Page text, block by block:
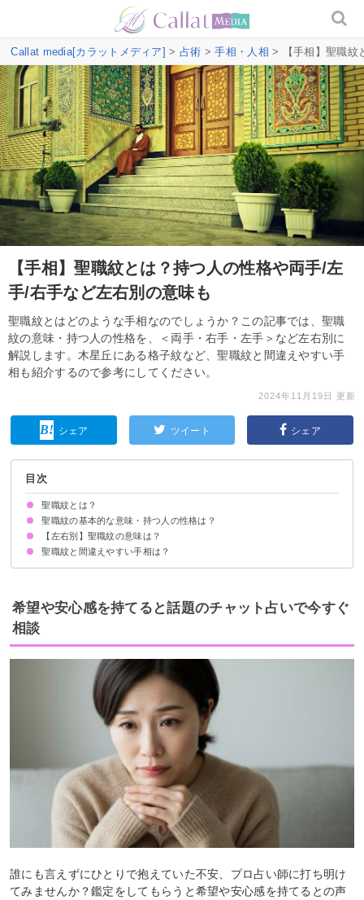
Callat media[カラットメディア] > 占術 >手相・人相 > 【手相】聖職紋
【手相】聖職紋とは？持つ人の性格や両手/左
手/右手など左右別の意味も
聖職紋とはどのような手相なのでしょうか？この記事では、聖職
紋の意味・持つ人の性格を、＜両手・右手・左手＞など左右別に
解説します。木星丘にある格子紋など、聖職紋と間違えやすい手
相も紹介するので参考にしてください。
2024年11月19日 更新
シェア ツイート シェア
目次
聖職紋とは？
聖職紋の基本的な意味・持つ人の性格は？
【左右別】聖職紋の意味は？
聖職紋と間違えやすい手相は？
希望や安心感を持てると話題のチャット占いで今すぐ
相談
誰にも言えずにひとりで抱えていた不安、プロ占い師に打ち明け
てみませんか？鑑定をしてもらうと希望や安心感を持てるとの声